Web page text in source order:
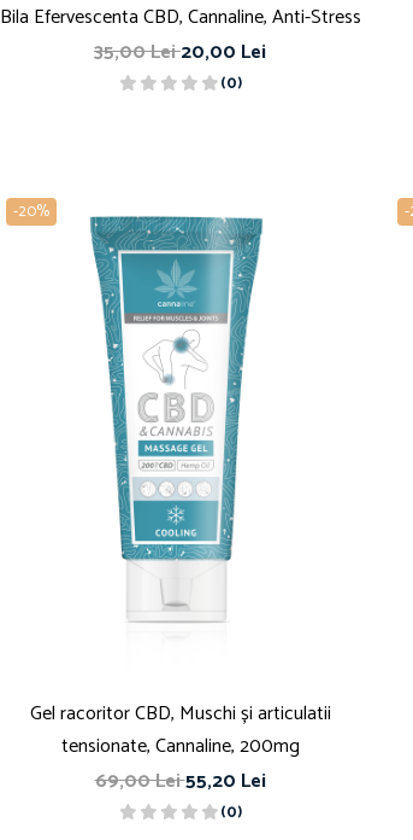
Bila Efervescenta CBD, Cannaline, Anti-Stress
35,00 Lei20,00 Lei
(0)
-20%
Gel racoritor CBD, Muschi și articulatii
tensionate, Cannaline, 200mg
69,00 Lei55,20 Lei
(0)